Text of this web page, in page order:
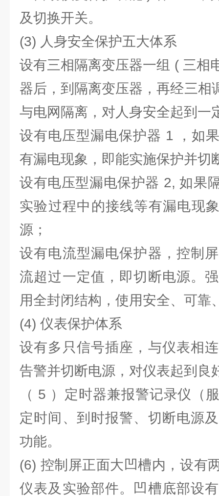
及切换开关。
(3) 人身安全保护五大体系
设有三相隔离变压器一组 ( 三相
器后，到隔离变压器，再经三相
与电网隔离，对人身安全起到一
设有电压型漏电保护器 1 ，如
有漏电现象，即能实施保护并切
设有电压型漏电保护器 2, 如果
实验过程中的接线等有漏电现
源；
设有电流型漏电保护器，控制
流超过一定值，即切断电源。
用全封闭结构，使用安全、可靠
(4) 仪表保护体系
设有多只信号插座，与仪表相
告警并切断电源，对仪表起到良
（ 5 ）定时器兼报警记录仪（
定时间、到时报警、切断电源
功能。
(6) 控制屏正面大凹槽内，设有
仪表及实验部件。凹槽底部设